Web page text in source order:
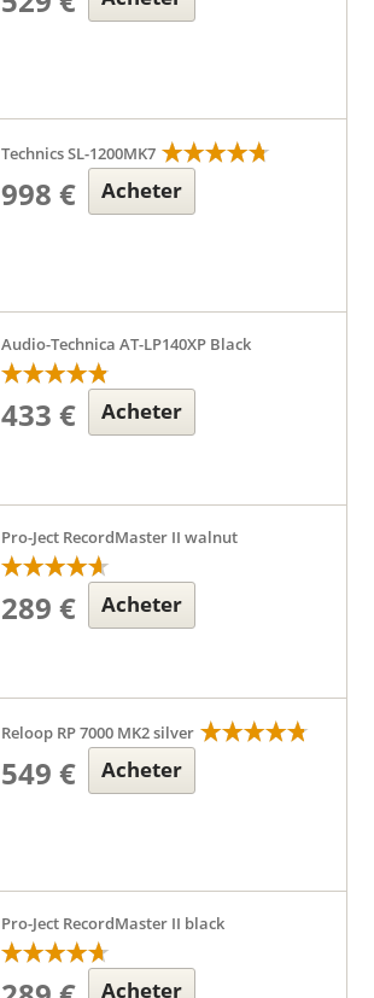
Technics SL-1200MK7
998 € Acheter
Audio-Technica AT-LP140XP Black
433 € Acheter
Pro-Ject RecordMaster II walnut
289 € Acheter
Reloop RP 7000 MK2 silver
549 € Acheter
Pro-Ject RecordMaster II black
Acheter